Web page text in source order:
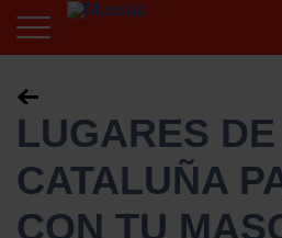
LUGARES DE
CATALUÑA
CON TU